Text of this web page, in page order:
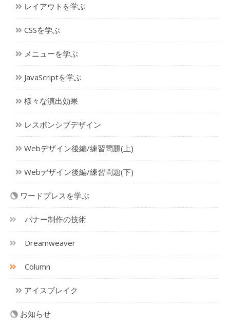
レイアウトを学ぶ
CSSを学ぶ
メニューを学ぶ
JavaScriptを学ぶ
様々な演出効果
レスポンシブデザイン
Webデザイン後編/練習問題(上)
Webデザイン後編/練習問題(下)
ワードプレスを学ぶ
バナー制作の技術
Dreamweaver
Column
アイスブレイク
お知らせ